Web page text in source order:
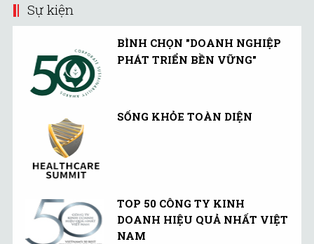
Sự kiện
BÌNH CHỌN "DOANH NGHIỆP
PHÁT TRIỂN BỀN VỮNG"
SỐNG KHỎE TOÀN DIỆN
TOP 50 CÔNG TY KINH
DOANH HIỆU QUẢ NHẤT VIỆT
NAM